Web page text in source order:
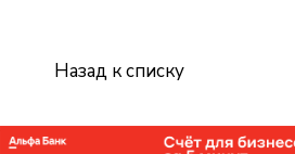
Назад к списку